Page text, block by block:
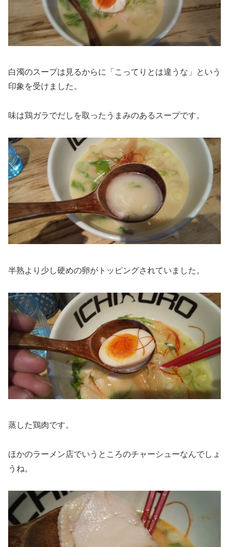
白濁のスープは見るからに「こってりとは違うな」という
印象を受けました。
味は鶏ガラでだしを取ったうまみのあるスープです。
半熟より少し硬めの卵がトッピングされていました。
蒸した鶏肉です。
ほかのラーメン店でいうところのチャーシューなんでしょ
うね。